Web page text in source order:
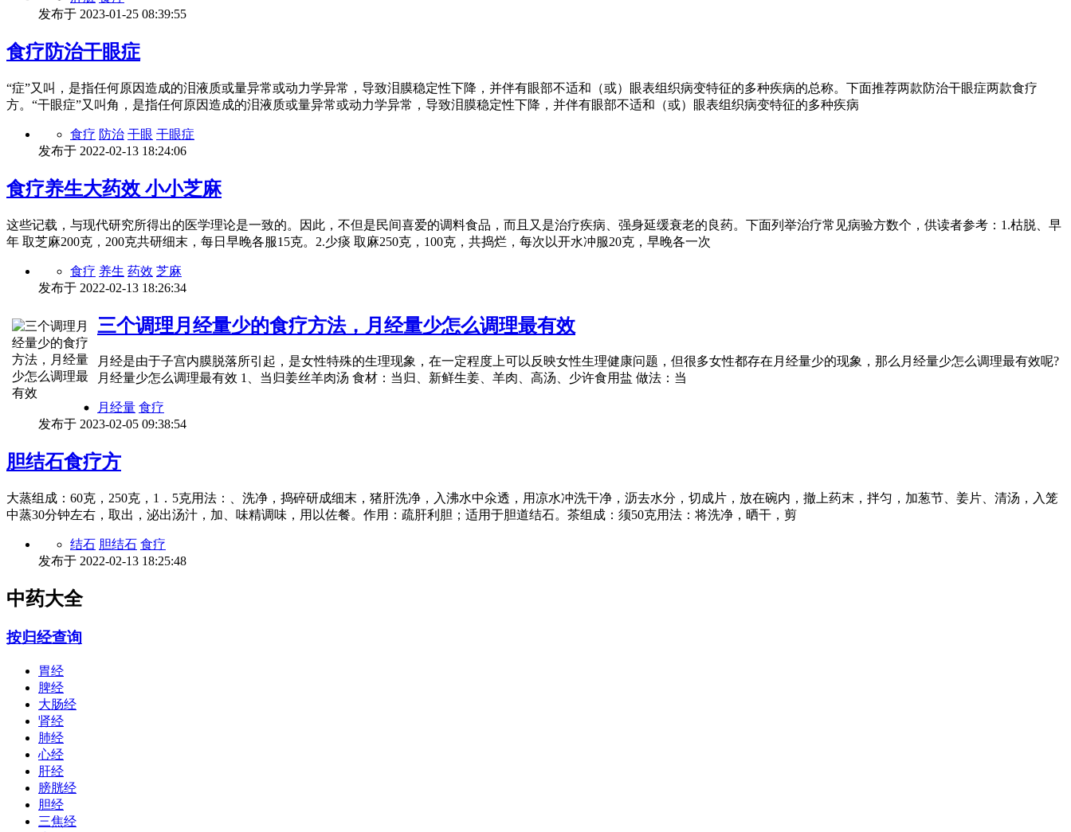
发布于 2023-01-25 08:39:55
食疗防治干眼症
“症”又叫，是指任何原因造成的泪液质或量异常或动力学异常，导致泪膜稳定性下降，并伴有眼部不适和（或）眼表组织病变特征的多种疾病的总称。下面推荐两款防治干眼症两款食疗
方。“干眼症”又叫角，是指任何原因造成的泪液质或量异常或动力学异常，导致泪膜稳定性下降，并伴有眼部不适和（或）眼表组织病变特征的多种疾病
食疗 防治 干眼 干眼症
发布于 2022-02-13 18:24:06
食疗养生大药效 小小芝麻
这些记载，与现代研究所得出的医学理论是一致的。因此，不但是民间喜爱的调料食品，而且又是治疗疾病、强身延缓衰老的良药。下面列举治疗常见病验方数个，供读者参考：1.枯脱、早
年 取芝麻200克，200克共研细末，每日早晚各服15克。2.少痰 取麻250克，100克，共捣烂，每次以开水冲服20克，早晚各一次
食疗 养生 药效 芝麻
发布于 2022-02-13 18:26:34
三个调理月经量少的食疗方法，月经量少怎么调理最有效
月经是由于子宫内膜脱落所引起，是女性特殊的生理现象，在一定程度上可以反映女性生理健康问题，但很多女性都存在月经量少的现象，那么月经量少怎么调理最有效呢?
月经量少怎么调理最有效 1、当归姜丝羊肉汤 食材：当归、新鲜生姜、羊肉、高汤、少许食用盐 做法：当
月经量 食疗
发布于 2023-02-05 09:38:54
胆结石食疗方
大蒸组成：60克，250克，1．5克用法：、洗净，捣碎研成细末，猪肝洗净，入沸水中氽透，用凉水冲洗干净，沥去水分，切成片，放在碗内，撤上药末，拌匀，加葱节、姜片、清汤，入笼
中蒸30分钟左右，取出，泌出汤汁，加、味精调味，用以佐餐。作用：疏肝利胆；适用于胆道结石。茶组成：须50克用法：将洗净，晒干，剪
结石 胆结石 食疗
发布于 2022-02-13 18:25:48
中药大全
按归经查询
胃经
脾经
大肠经
肾经
肺经
心经
肝经
膀胱经
胆经
三焦经